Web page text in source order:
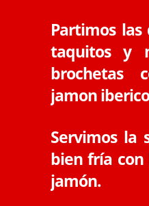
Partimos
taquitos y
brochetas
jamon
Servimos la
bien fría
jamón.